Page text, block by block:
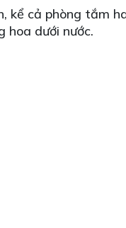
kể cả phòng tắm
hoa dưới nước.